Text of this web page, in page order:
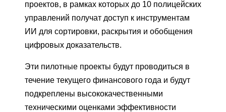
проектов, в рамках которых до 10 полицейских
управлений получат доступ к инструментам
ИИ для сортировки, раскрытия и обобщения
цифровых доказательств.
Эти пилотные проекты будут проводиться в
течение текущего финансового года и будут
подкреплены высококачественными
техническими оценками эффективности